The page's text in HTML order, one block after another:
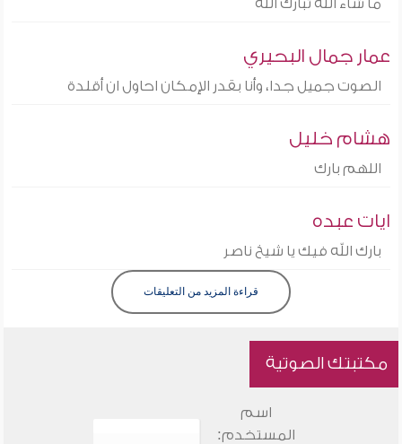
ما شاء الله تبارك الله
عمار جمال البحيري
الصوت جميل جدا، وأنا بقدر الإمكان احاول ان أقلدة
هشام خليل
اللهم بارك
ايات عبده
بارك الله فيك يا شيخ ناصر
قراءة المزيد من التعليقات
مكتبتك الصوتية
اسم
المستخدم: